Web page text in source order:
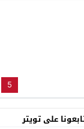
5
على تويتر